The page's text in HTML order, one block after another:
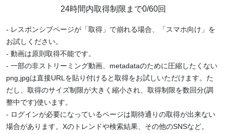
24時間内取得制限まで0/60回
- レスポンシブページが「取得」で崩れる場合、「スマホ向け」を
お試しください。
- 動画は原則取得不能です。
- 一部の非ストリーミング動画、metadataのために圧縮したくない
png,jpgは直接URLを貼り付けると取得をお試しいただけます。た
だし、取得のサイズ制限が大きく縮小され、取得制限を数回分(調
整中です)使います。
- ログインが必要になっているページは期待通りの取得が出来ない
場合があります。Xのトレンドや検索結果、その他のSNSなど。